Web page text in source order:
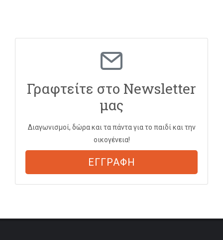
Γραφτείτε στο Newsletter
μας
Διαγωνισμοί, δώρα και τα πάντα για το παιδί και την
οικογένεια!
ΕΓΓΡΑΦΗ